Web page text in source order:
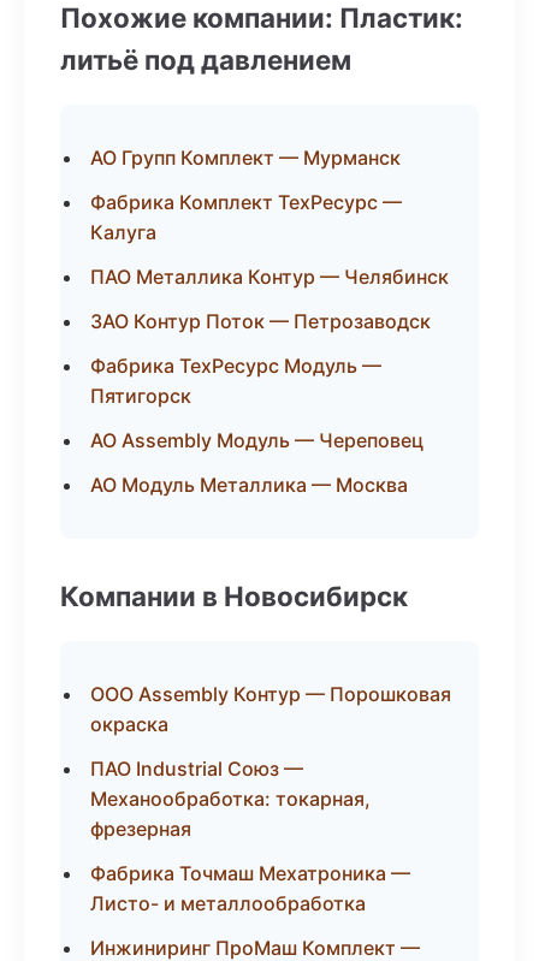
Похожие компании: Пластик:
литьё под давлением
АО Групп Комплект — Мурманск
Фабрика Комплект ТехРесурс —
Калуга
ПАО Металлика Контур — Челябинск
ЗАО Контур Поток — Петрозаводск
Фабрика ТехРесурс Модуль —
Пятигорск
АО Assembly Модуль — Череповец
АО Модуль Металлика — Москва
Компании в Новосибирск
ООО Assembly Контур — Порошковая
окраска
ПАО Industrial Союз —
Механообработка: токарная,
фрезерная
Фабрика Точмаш Мехатроника —
Листо- и металлообработка
Инжиниринг ПроМаш Комплект —